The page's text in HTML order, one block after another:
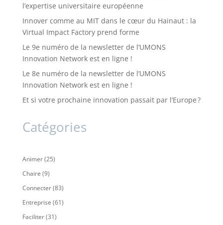
l’expertise universitaire européenne
Innover comme au MIT dans le cœur du Hainaut : la
Virtual Impact Factory prend forme
Le 9e numéro de la newsletter de l’UMONS
Innovation Network est en ligne !
Le 8e numéro de la newsletter de l’UMONS
Innovation Network est en ligne !
Et si votre prochaine innovation passait par l’Europe ?
Catégories
Animer(25)
Chaire (9)
Connecter(83)
Entreprise (61)
Faciliter(31)